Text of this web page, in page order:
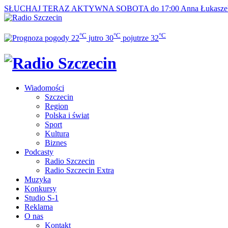
SŁUCHAJ TERAZ AKTYWNA SOBOTA do 17:00 Anna
22°C jutro 30°C pojutrze 32°C
Wiadomości
Szczecin
Region
Polska i świat
Sport
Kultura
Biznes
Podcasty
Radio Szczecin
Radio Szczecin Extra
Muzyka
Konkursy
Studio S-1
Reklama
O nas
Kontakt